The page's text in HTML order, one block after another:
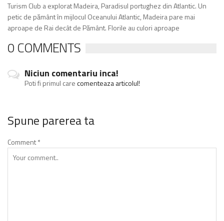
Turism Club a explorat Madeira, Paradisul portughez din Atlantic. Un
petic de pământ în mijlocul Oceanu­lui Atlantic, Madeira pare mai
aproape de Rai decât de Pământ. Florile au culori aproape
0 COMMENTS
Niciun comentariu inca!
Poti fi primul carecomenteaza articolul!
Spune parerea ta
Comment*